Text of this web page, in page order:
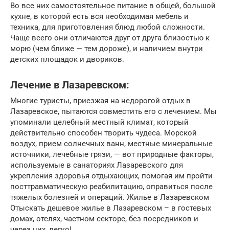
Во все них самостоятельное питание в общей, большой
кухне, в которой есть вся необходимая мебель и
техника, для приготовления блюд любой сложности.
Чаще всего они отличаются друг от друга близостью к
морю (чем ближе — тем дороже), и наличием внутри
детских площадок и двориков.
Лечение в Лазаревском:
Многие туристы, приезжая на недорогой отдых в
Лазаревское, пытаются совместить его с лечением. Мы
упоминали целебный местный климат, который
действительно способен творить чудеса. Морской
воздух, прием солнечных ванн, местные минеральные
источники, лечебные грязи, — вот природные факторы,
используемые в санаториях Лазаревского для
укрепления здоровья отдыхающих, помогая им пройти
посттравматическую реабилитацию, оправиться после
тяжелых болезней и операций. Жилье в Лазаревском
Отыскать дешевое жилье в Лазаревском – в гостевых
домах, отелях, частном секторе, без посредников и